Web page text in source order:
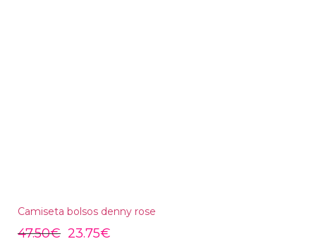
Camiseta bolsos denny rose
47.50€ 23.75€